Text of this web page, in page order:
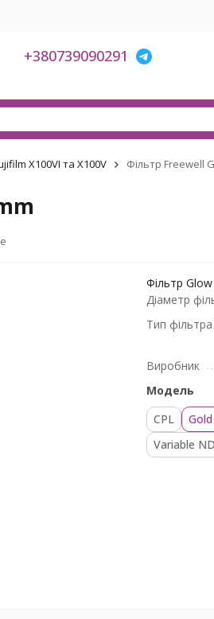
+380739090291
X100VI та X100V Фільтр Freewell
Фільтр
Діаметр
Тип фільтра
Виробник
Модель
CPL
Variable